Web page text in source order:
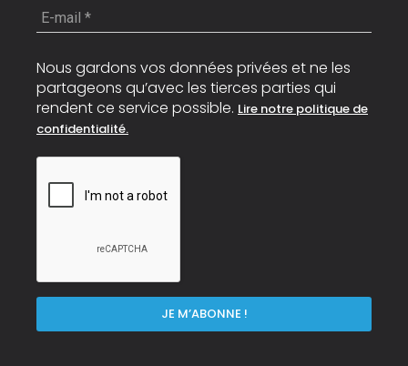
E-
mail
Nous gardons vos données privées et ne les
partageons qu’avec les tierces parties qui
rendent ce service possible. Lire notre politique de
confidentialité.